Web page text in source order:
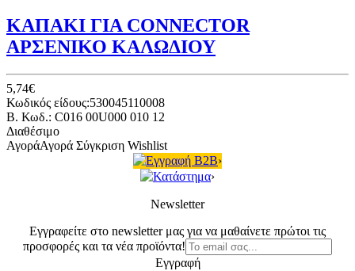
ΚΑΠΑΚΙ ΓΙΑ CONNECTOR
ΑΡΣΕΝΙΚΟ ΚΑΛΩΔΙΟΥ
5,74€
Κωδικός είδους:530045110008
B. Κωδ.: C016 00U000 010 12
Διαθέσιμο
ΑγοράΑγορά Σύγκριση Wishlist
Εγγραφή B2B›
Κατάστημα›
Newsletter
Εγγραφείτε στο newsletter μας για να μαθαίνετε πρώτοι τις
προσφορές και τα νέα προϊόντα!
Εγγραφή